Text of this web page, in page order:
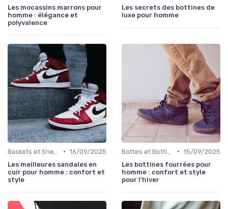
Les mocassins marrons pour
homme : élégance et
polyvalence
Les secrets des bottines de
luxe pour homme
• 16/09/2025
Les meilleures sandales en
cuir pour homme : confort et
style
• 15/09/2025
Les bottines fourrées pour
homme : confort et style
pour l'hiver